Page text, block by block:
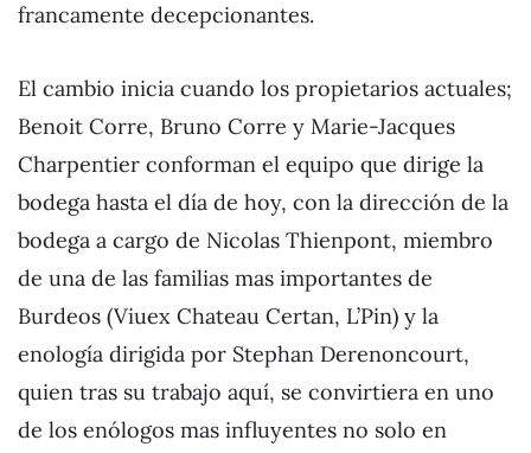
francamente decepcionantes.
El cambio inicia cuando los propietarios actuales;
Benoit Corre, Bruno Corre y Marie-Jacques
Charpentier conforman el equipo que dirige la
bodega hasta el día de hoy, con la dirección de la
bodega a cargo de Nicolas Thienpont, miembro
de una de las familias mas importantes de
Burdeos (Viuex Chateau Certan, L’Pin) y la
enología dirigida por Stephan Derenoncourt,
quien tras su trabajo aquí, se convirtiera en uno
de los enólogos mas influyentes no solo en